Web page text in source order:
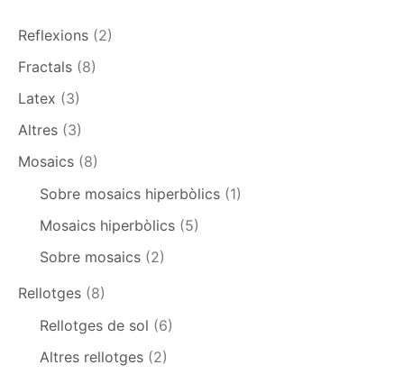
Reflexions (2)
Fractals (8)
Latex (3)
Altres (3)
Mosaics (8)
Sobre mosaics hiperbòlics (1)
Mosaics hiperbòlics (5)
Sobre mosaics (2)
Rellotges (8)
Rellotges de sol (6)
Altres rellotges (2)